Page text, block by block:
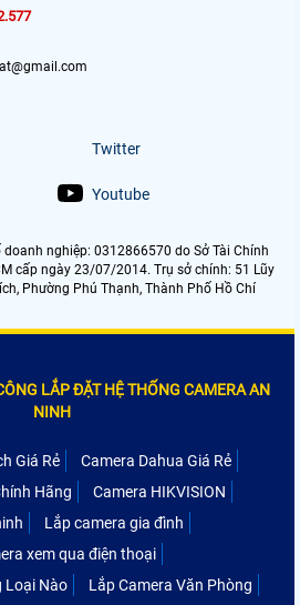
Twitter
Youtube
doanh nghiệp: 0312866570 do Sở Tài Chính
cấp ngày 23/07/2014. Trụ sở chính: 51 Lũy
Phường Phú Thạnh, Thành Phố Hồ Chí
LẮP ĐẶT HỆ THỐNG CAMERA AN
NINH
Giá Rẻ
Camera Dahua Giá Rẻ
Hãng
Camera HIKVISION
Lắp camera gia đình
xem qua điện thoại
Loại Nào
Lắp Camera Văn Phòng